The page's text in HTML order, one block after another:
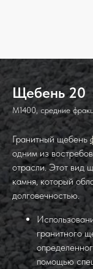
Щебень 20
М1400, средние
Гранитный щебень
одним из
отрасли. Этот вид
камня, который
долговечностью.
гранитного
помощью